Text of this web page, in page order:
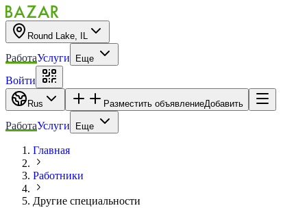
Round Lake, IL
РаботаУслуги Еще
Войти
Rus Разместить объявлениеДобавить
РаботаУслуги Еще
Главная
Работники
Другие специальности